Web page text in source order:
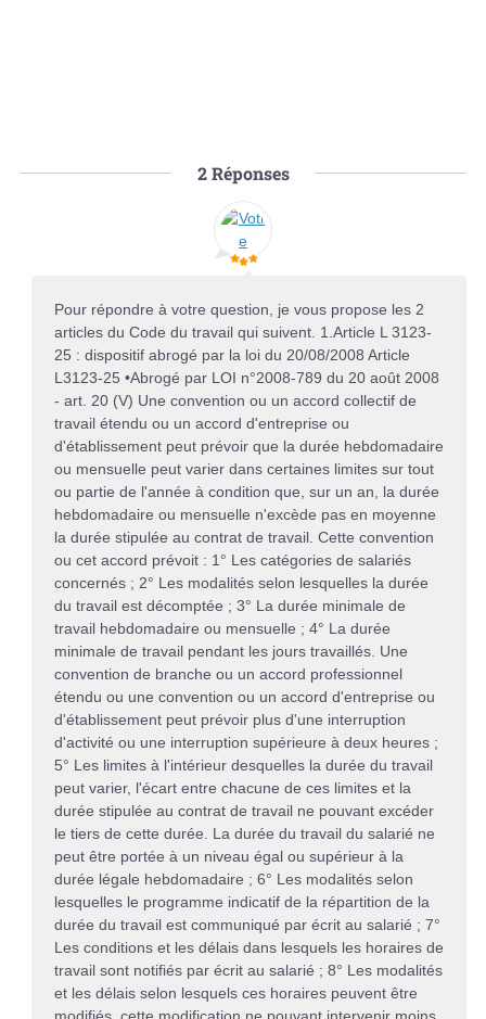
2Réponses
Pour répondre à votre question, je vous propose les 2
articles du Code du travail qui suivent. 1.Article L 3123-
25 : dispositif abrogé par la loi du 20/08/2008 Article
L3123-25 •Abrogé par LOI n°2008-789 du 20 août 2008
- art. 20 (V) Une convention ou un accord collectif de
travail étendu ou un accord d'entreprise ou
d'établissement peut prévoir que la durée hebdomadaire
ou mensuelle peut varier dans certaines limites sur tout
ou partie de l'année à condition que, sur un an, la durée
hebdomadaire ou mensuelle n'excède pas en moyenne
la durée stipulée au contrat de travail. Cette convention
ou cet accord prévoit : 1° Les catégories de salariés
concernés ; 2° Les modalités selon lesquelles la durée
du travail est décomptée ; 3° La durée minimale de
travail hebdomadaire ou mensuelle ; 4° La durée
minimale de travail pendant les jours travaillés. Une
convention de branche ou un accord professionnel
étendu ou une convention ou un accord d'entreprise ou
d'établissement peut prévoir plus d'une interruption
d'activité ou une interruption supérieure à deux heures ;
5° Les limites à l'intérieur desquelles la durée du travail
peut varier, l'écart entre chacune de ces limites et la
durée stipulée au contrat de travail ne pouvant excéder
le tiers de cette durée. La durée du travail du salarié ne
peut être portée à un niveau égal ou supérieur à la
durée légale hebdomadaire ; 6° Les modalités selon
lesquelles le programme indicatif de la répartition de la
durée du travail est communiqué par écrit au salarié ; 7°
Les conditions et les délais dans lesquels les horaires de
travail sont notifiés par écrit au salarié ; 8° Les modalités
et les délais selon lesquels ces horaires peuvent être
modifiés, cette modification ne pouvant intervenir moins